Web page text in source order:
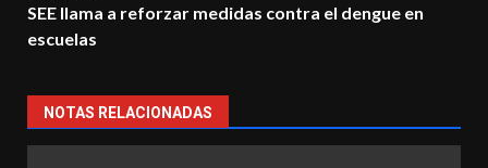
SEE llama a reforzar medidas contra el dengue en
escuelas
NOTAS RELACIONADAS